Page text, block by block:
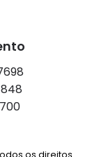
os direitos